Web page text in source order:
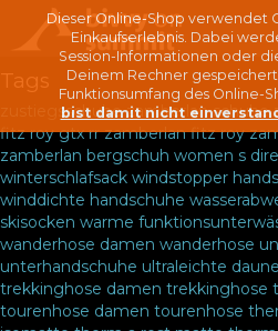
Dieser Online-Shop verwendet
Einkaufserlebnis. Dabei
Session-Informationen oder
Deinem Rechner
Funktionsumfang des Online-
bist damit nicht
Tags
zustiegsschuhe zamberlan schuhe
fitz roy gtx rr zamberlan fitz roy
zamberlan bergschuh women s
winterschlafsack windstopper
winddichte handschuhe
skisocken warme
wanderhose damen wanderhose
unterhandschuhe ultraleichte
trekkinghose damen trekkinghose
tourenhose damen tourenhose